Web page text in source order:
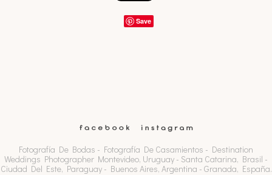
Save
Fotografía De Bodas - Fotografía De Casamientos - Destination
Weddings Photographer Montevideo, Uruguay - Santa Catarina, Brasil -
Ciudad Del Este, Paraguay - Buenos Aires, Argentina - Granada, España.